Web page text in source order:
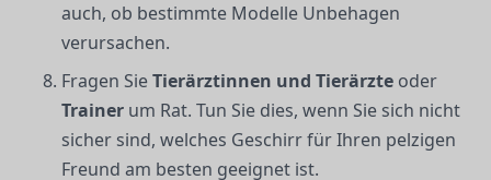
auch, ob bestimmte Modelle Unbehagen
verursachen.
Fragen SieTierärztinnen und Tierärzte oder
Trainer um Rat. Tun Sie dies, wenn Sie sich nicht
sicher sind, welches Geschirr für Ihren pelzigen
Freund am besten geeignet ist.